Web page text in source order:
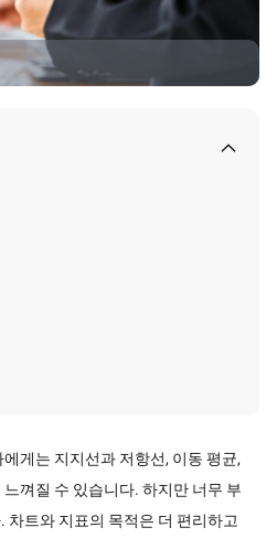
게는 지지선과 저항선, 이동 평균,
껴질 수 있습니다. 하지만 너무 부
차트와 지표의 목적은 더 편리하고